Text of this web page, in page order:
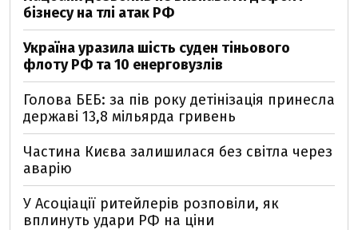
бізнесу на тлі атак РФ
Україна уразила шість суден тіньового
флоту РФ та 10 енерговузлів
Голова БЕБ: за пів року детінізація принесла
державі 13,8 мільярда гривень
Частина Києва залишилася без світла через
аварію
У Асоціації ритейлерів розповіли, як
вплинуть удари РФ на ціни